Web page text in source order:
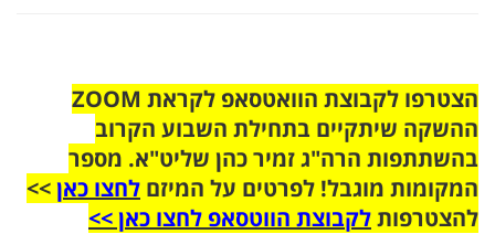
הצטרפו לקבוצת הוואטסאפ לקראת ZOOM
ההשקה שיתקיים בתחילת השבוע הקרוב
בהשתתפות הרה"ג זמיר כהן שליט"א. מספר
המקומות מוגבל! לפרטים על המיזם לחצו כאן>>
להצטרפותלקבוצת הווטסאפ לחצו כאן >>